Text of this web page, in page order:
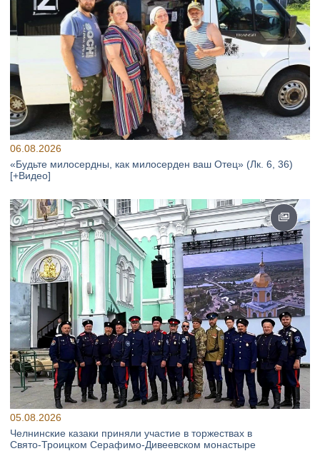
06.08.2026
«Будьте милосердны, как милосерден ваш Отец» (Лк. 6, 36)
[+Видео]
05.08.2026
Челнинские казаки приняли участие в торжествах в
Свято‑Троицком Серафимо‑Дивеевском монастыре